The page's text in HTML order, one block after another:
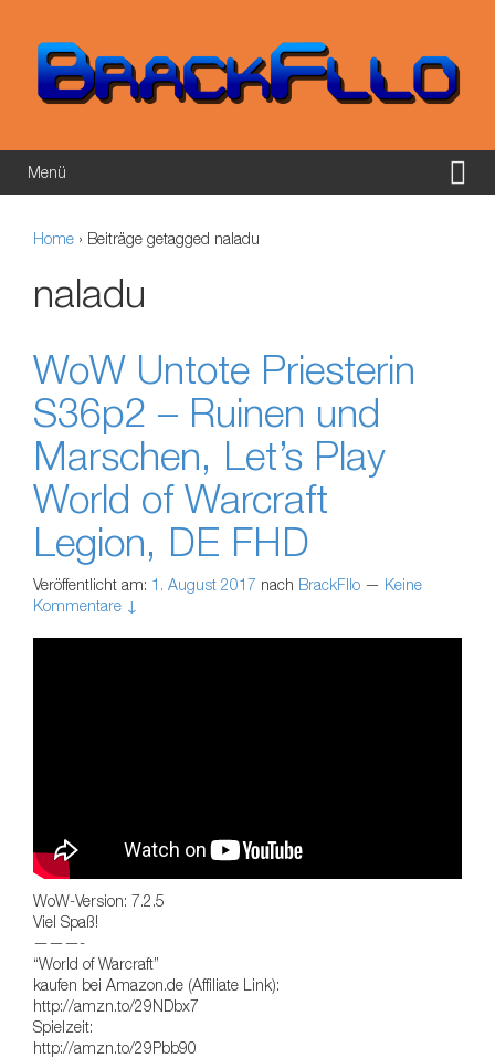
Menü
Home › Beiträge getagged naladu
naladu
WoW Untote Priesterin
S36p2 – Ruinen und
Marschen, Let’s Play
World of Warcraft
Legion, DE FHD
Veröffentlicht am: 1. August 2017 nach BrackFllo — Keine
Kommentare ↓
WoW-Version: 7.2.5
Viel Spaß!
———-
“World of Warcraft”
kaufen bei Amazon.de (Affiliate Link):
http://amzn.to/29NDbx7
Spielzeit:
http://amzn.to/29Pbb90